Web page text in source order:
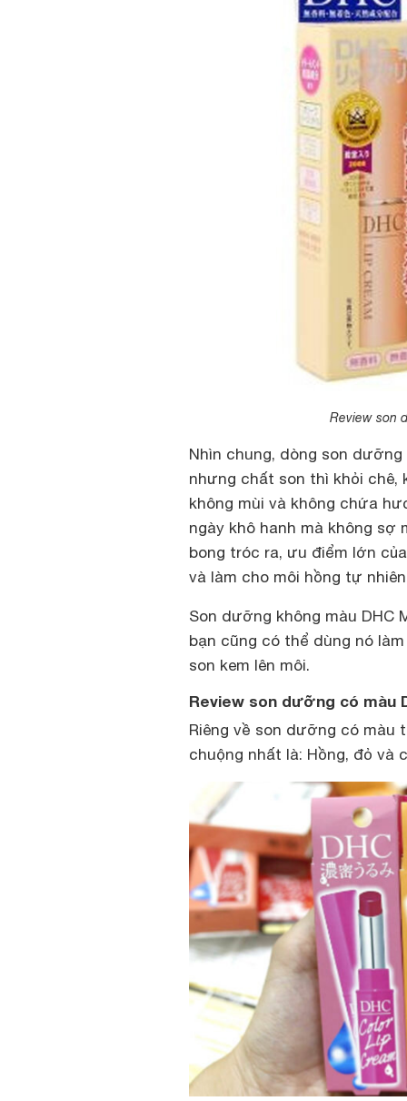
Review son
Nhìn chung, dòng son
nhưng chất son thì khỏi chê,
không mùi và không chứa
ngày khô hanh mà không sợ
bong tróc ra, ưu điểm lớn
và làm cho môi hồng tự
Son dưỡng không màu DHC
bạn cũng có thể dùng nó
son kem lên môi.
Review son dưỡng có màu
Riêng về son dưỡng có màu
chuộng nhất là: Hồng, đỏ và